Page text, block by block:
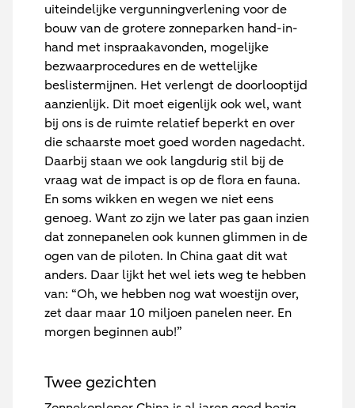
uiteindelijke vergunningverlening voor de
bouw van de grotere zonneparken hand-in-
hand met inspraakavonden, mogelijke
bezwaarprocedures en de wettelijke
beslistermijnen. Het verlengt de doorlooptijd
aanzienlijk. Dit moet eigenlijk ook wel, want
bij ons is de ruimte relatief beperkt en over
die schaarste moet goed worden nagedacht.
Daarbij staan we ook langdurig stil bij de
vraag wat de impact is op de flora en fauna.
En soms wikken en wegen we niet eens
genoeg. Want zo zijn we later pas gaan inzien
dat zonnepanelen ook kunnen glimmen in de
ogen van de piloten. In China gaat dit wat
anders. Daar lijkt het wel iets weg te hebben
van: “Oh, we hebben nog wat woestijn over,
zet daar maar 10 miljoen panelen neer. En
morgen beginnen aub!”
Twee gezichten